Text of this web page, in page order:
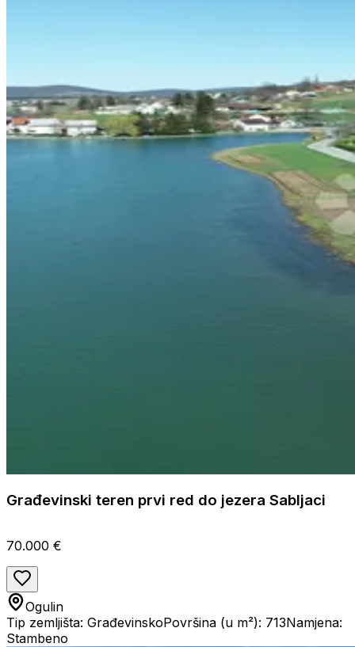
Građevinski teren prvi red do jezera Sabljaci
70.000 €
Ogulin
Tip zemljišta: GrađevinskoPovršina (u m²): 713Namjena:
Stambeno